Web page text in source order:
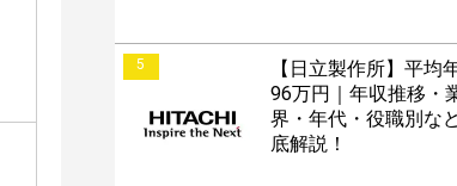
5
【日立製作所】平均
96万円｜年収推移・
界・年代・役職別な
底解説！